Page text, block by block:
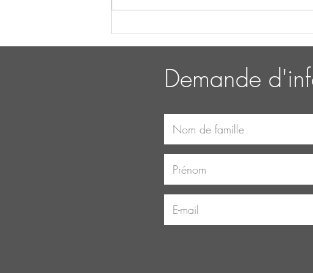
Le pouvoir du yoga et
Demande